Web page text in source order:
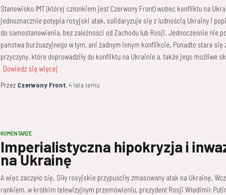
Stanowisko IMT (której członkiem jest Czerwony Front) wobec konfliktu na
jednoznacznie potępia rosyjski atak, solidaryzuje się z ludnością Ukrainy i
do samostanowienia, bez zależności od Zachodu lub Rosji. Jednocześnie nie
państwa burżuazyjnego w tym, ani żadnym innym konflikcie. Ponadto stara się
przyczyny, które doprowadziły do konfliktu na Ukrainie a, także jego możliwe
Dowiedz się więcej
Przez Czerwony Front, 4 lata temu
KOMENTARZE
Imperialistyczna hipokryzja i
na Ukrainę
A więc zaczęło się. Siły rosyjskie przypuściły zmasowany atak na Ukrainę.
rankiem, w krótkim telewizyjnym przemówieniu, prezydent Rosji Władimir